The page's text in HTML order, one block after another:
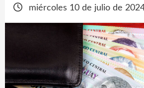
miércoles 10 de julio de